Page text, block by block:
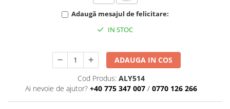
Adaugă mesajul de felicitare:
IN STOC
ADAUGA IN COS
Cod Produs: ALY514
Ai nevoie de ajutor? +40 775 347 007 / 0770 126 266